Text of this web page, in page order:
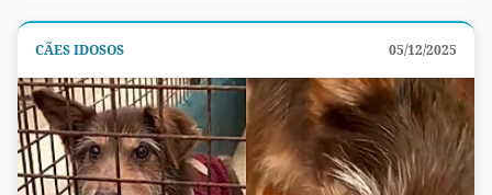
CÃES IDOSOS 05/12/2025